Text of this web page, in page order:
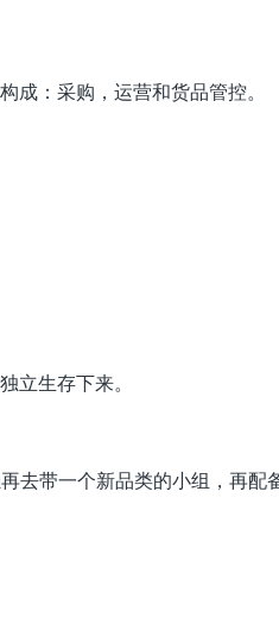
：采购，运营和货品管控。
立生存下来。
去带一个新品类的小组，再配